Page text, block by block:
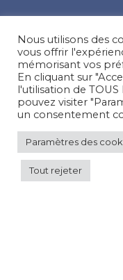
Facebook
Instagram
LinkedIn
Besoin d’aide,
Nous contacter
© Happy'MR - Tous
Nous utilisons des
vous offrir
mémorisant vos
En cliquant sur
l'utilisation de
pouvez visiter
un consentement
Paramètres des
Tout rejeter